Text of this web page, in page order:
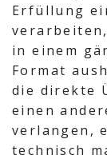
Erfüllung
in einem
Format
die direkte
einen
verlangen,
technisch